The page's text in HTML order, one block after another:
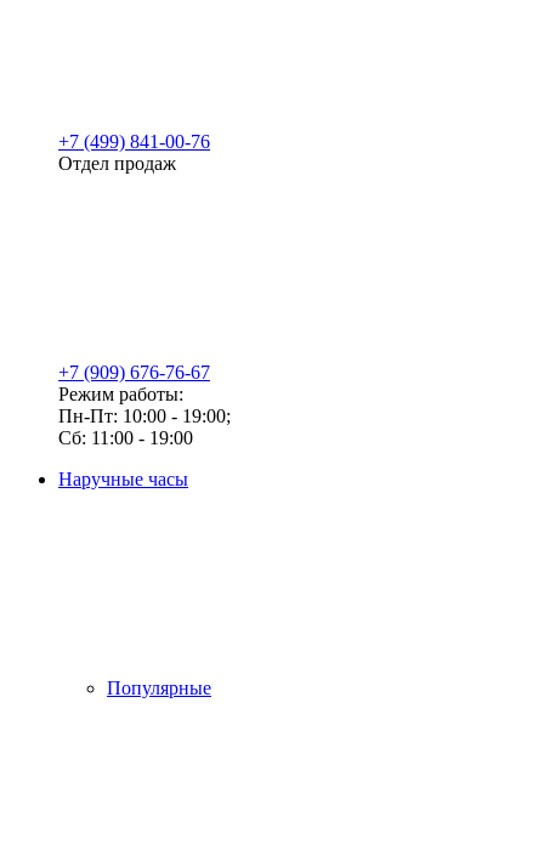
+7 (499) 841-00-76
Отдел продаж
+7 (909) 676-76-67
Режим работы:
Пн-Пт: 10:00 - 19:00;
Сб: 11:00 - 19:00
Наручные часы
Популярные